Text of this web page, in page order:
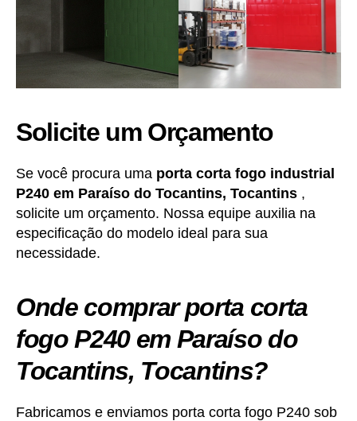
Solicite um Orçamento
Se você procura uma porta corta fogo industrial
P240 em Paraíso do Tocantins, Tocantins ,
solicite um orçamento. Nossa equipe auxilia na
especificação do modelo ideal para sua
necessidade.
Onde comprar porta corta
fogo P240 em Paraíso do
Tocantins, Tocantins?
Fabricamos e enviamos porta corta fogo P240 sob